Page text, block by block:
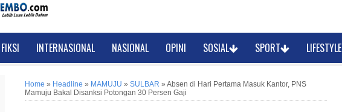
FIKSI INTERNASIONAL NASIONAL OPINI SOSIAL SPORT LIFESTYLE
Home » Headline » MAMUJU » SULBAR » Absen di Hari Pertama Masuk Kantor, PNS
Mamuju Bakal Disanksi Potongan 30 Persen Gaji